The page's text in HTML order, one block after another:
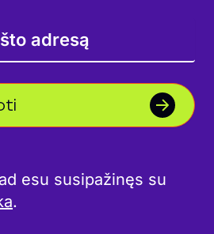
esu susipažinęs su
.